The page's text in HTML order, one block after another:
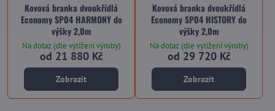
Kovová branka dvoukřídlá
Economy SP04 HARMONY do
výšky 2,0m
Na dotaz (dle vytížení výroby)
od 21 880 Kč
Zobrazit
Kovová branka dvoukřídlá
Economy SP04 HISTORY do
výšky 2,0m
Na dotaz (dle vytížení výroby)
od 29 720 Kč
Zobrazit